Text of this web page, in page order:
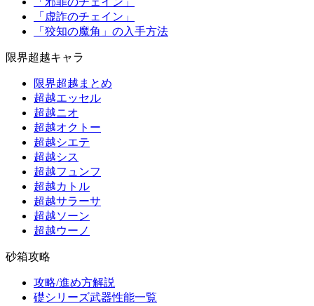
「虚詐のチェイン」
「狡知の魔角」の入手方法
限界超越キャラ
限界超越まとめ
超越エッセル
超越ニオ
超越オクトー
超越シエテ
超越シス
超越フュンフ
超越カトル
超越サラーサ
超越ソーン
超越ウーノ
砂箱攻略
攻略/進め方解説
礎シリーズ武器性能一覧